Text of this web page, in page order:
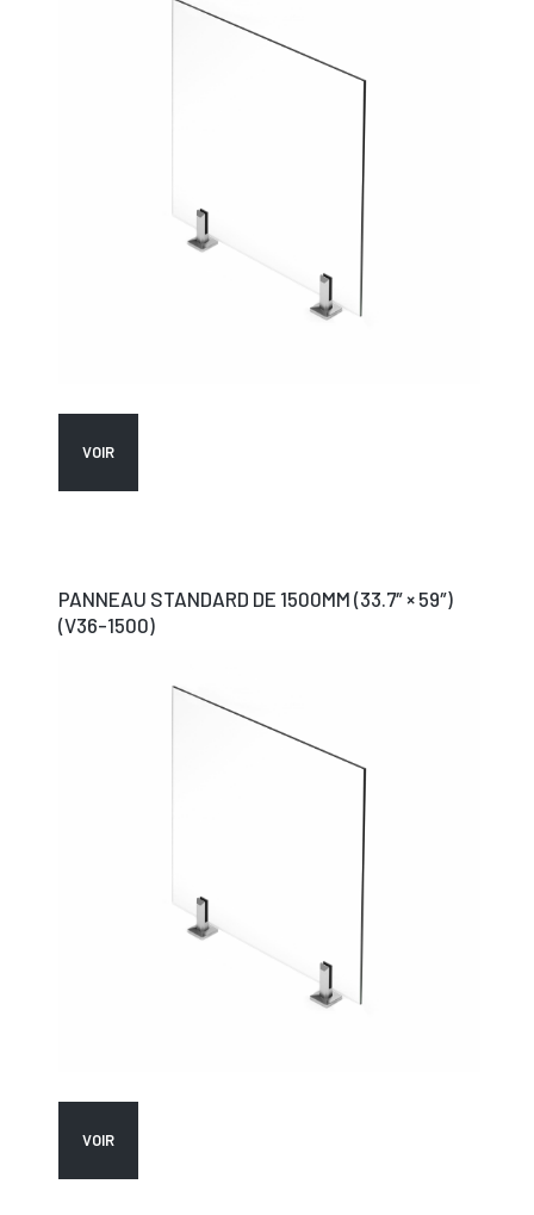
VOIR
PANNEAU STANDARD DE 1500MM (33.7″ × 59″)
(V36-1500)
VOIR